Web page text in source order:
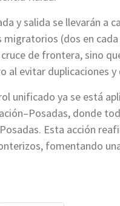
y salida se llevarán a
(dos en
de frontera, sino
evitar duplicaciones y
unificado ya se está
donde
Esta acción
fomentando